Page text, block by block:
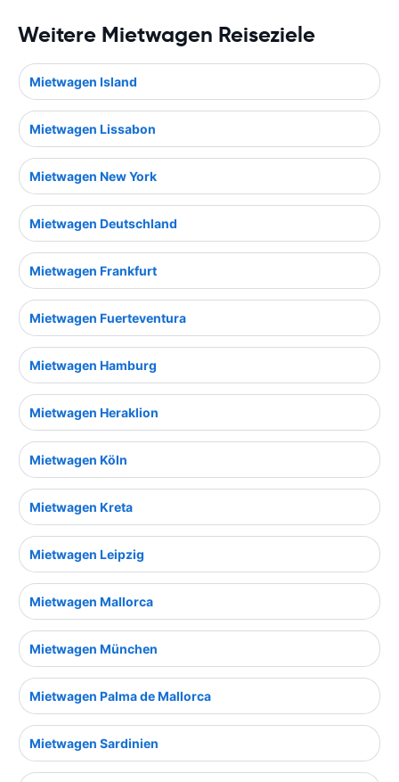
Weitere Mietwagen Reiseziele
Mietwagen Island
Mietwagen Lissabon
Mietwagen New York
Mietwagen Deutschland
Mietwagen Frankfurt
Mietwagen Fuerteventura
Mietwagen Hamburg
Mietwagen Heraklion
Mietwagen Köln
Mietwagen Kreta
Mietwagen Leipzig
Mietwagen Mallorca
Mietwagen München
Mietwagen Palma de Mallorca
Mietwagen Sardinien